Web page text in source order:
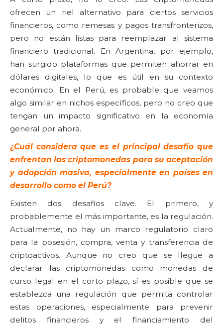
ofrecen un riel alternativo para ciertos servicios
financieros, como remesas y pagos transfronterizos,
pero no están listas para reemplazar al sistema
financiero tradicional. En Argentina, por ejemplo,
han surgido plataformas que permiten ahorrar en
dólares digitales, lo que es útil en su contexto
económico. En el Perú, es probable que veamos
algo similar en nichos específicos, pero no creo que
tengan un impacto significativo en la economía
general por ahora.
¿Cuál considera que es el principal desafío que
enfrentan las criptomonedas para su aceptación
y adopción masiva, especialmente en países en
desarrollo como el Perú?
Existen dos desafíos clave. El primero, y
probablemente el más importante, es la regulación.
Actualmente, no hay un marco regulatorio claro
para la posesión, compra, venta y transferencia de
criptoactivos. Aunque no creo que se llegue a
declarar las criptomonedas como monedas de
curso legal en el corto plazo, sí es posible que se
establezca una regulación que permita controlar
estas operaciones, especialmente para prevenir
delitos financieros y el financiamiento del